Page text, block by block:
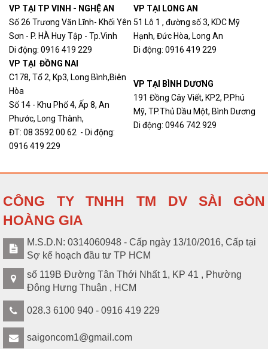
VP TẠI TP VINH - NGHỆ AN
Số 26 Trương Văn Lĩnh- Khối Yên
Sơn - P. HÀ Huy Tập - Tp.Vinh
Di động: 0916 419 229
VP TẠI LONG AN
51 Lô 1 , đường số 3, KDC Mỹ
Hạnh, Đức Hòa, Long An
Di động: 0916 419 229
VP TẠI ĐỒNG NAI
C178, Tổ 2, Kp3, Long Bình,Biên
Hòa
Số 14 - Khu Phố 4, Ấp 8, An
Phước, Long Thành,
ĐT: 08 3592 00 62 - Di động:
0916 419 229
VP TẠI BÌNH DƯƠNG
191 Đồng Cây Viết, KP2, P.Phú
Mỹ, TP.Thủ Dầu Một, Bình Dương
Di động: 0946 742 929
CÔNG TY TNHH TM DV SÀI GÒN
HOÀNG GIA
M.S.D.N: 0314060948 - Cấp ngày 13/10/2016, Cấp tại
Sợ kế hoạch đầu tư TP HCM
số 119B Đường Tân Thới Nhất 1, KP 41 , Phường
Đông Hưng Thuận , HCM
028.3 6100 940 - 0916 419 229
saigoncom1@gmail.com